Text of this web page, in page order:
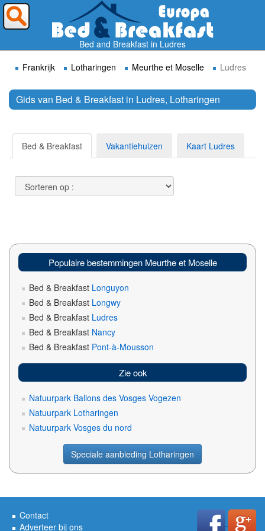
Bed and Breakfast in Ludres
Frankrijk
Lotharingen Meurthe et Moselle Ludres
Gids van Bed & Breakfast in Ludres, Lotharingen
Bed & Breakfast Vakantiehuizen Kaart Ludres
Populaire bestemmingen Meurthe et Moselle
Bed & Breakfast Longuyon
Bed & Breakfast Longwy
Bed & Breakfast Ludres
Bed & Breakfast Nancy
Bed & Breakfast Pont-à-Mousson
Zie ook
Natuurpark Ballons des Vosges Vogezen
Natuurpark Lotharingen
Natuurpark Vosges du nord
Speciale aanbieding Lotharingen
Contact
Adverteer bij ons
Waar wilt U heen ?
Zoek